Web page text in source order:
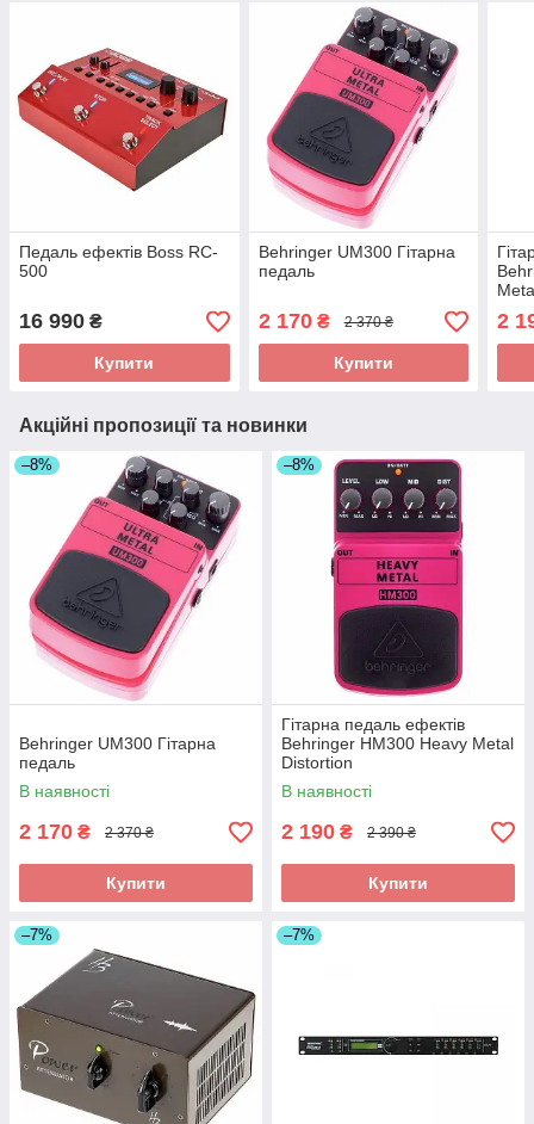
Педаль ефектів Boss RC-
500
16 990 ₴
Купити
Behringer UM300 Гітарна
педаль
2 170₴ 2 370 ₴
Купити
2
Акційні пропозиції та новинки
–8%
Behringer UM300 Гітарна
педаль
В наявності
2 170 ₴ 2 370 ₴
Купити
–8%
Гітарна педаль ефектів
Behringer HM300 Heavy Metal
Distortion
В наявності
2 190 ₴ 2 390 ₴
Купити
–7% –7%